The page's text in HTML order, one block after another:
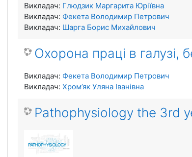
Викладач: Глюдзик Маргарита Юріївна
Викладач: Фекета Володимир Петрович
Викладач: Шарга Борис Михайлович
Охорона праці в галузі,
Викладач: Фекета Володимир Петрович
Викладач: Хром’як Уляна Іванівна
Pathophysiology the 3rd